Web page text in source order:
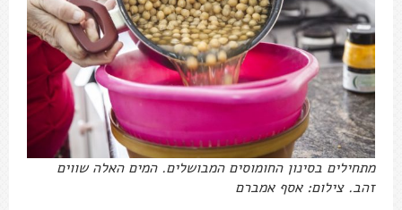
מתחילים בסינון החומוסים המבושלים. המים האלה שווים
זהב. צילום: אסף אמברם